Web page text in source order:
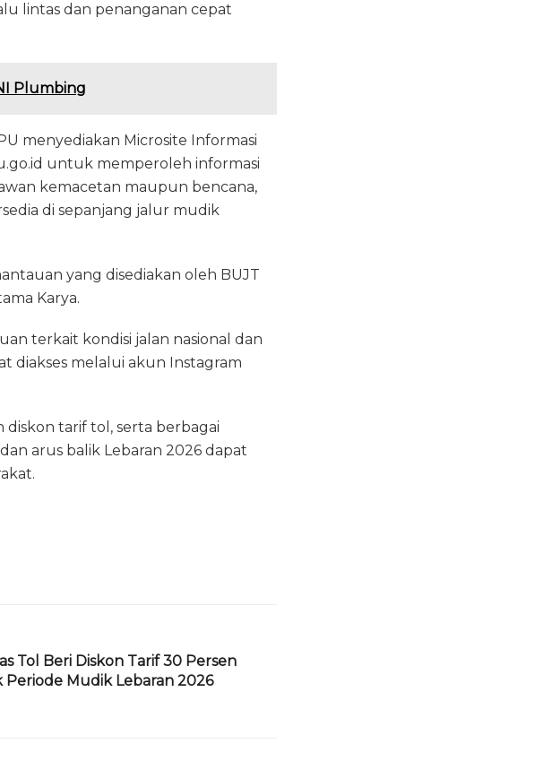
lintas dan penanganan cepat
Plumbing
menyediakan Microsite Informasi
untuk memperoleh informasi
kemacetan maupun bencana,
di sepanjang jalur mudik
yang disediakan oleh BUJT
Karya.
terkait kondisi jalan nasional dan
diakses melalui akun Instagram
tarif tol, serta berbagai
arus balik Lebaran 2026 dapat
Tol Beri Diskon Tarif 30 Persen
Mudik Lebaran 2026